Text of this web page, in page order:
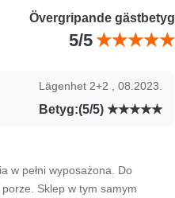
Övergripande gästbetyg
5/5
Lägenhet 2+2 , 08.2023.
Betyg:(5/5)
w pełni wyposażona. Do
Sklep w tym samym